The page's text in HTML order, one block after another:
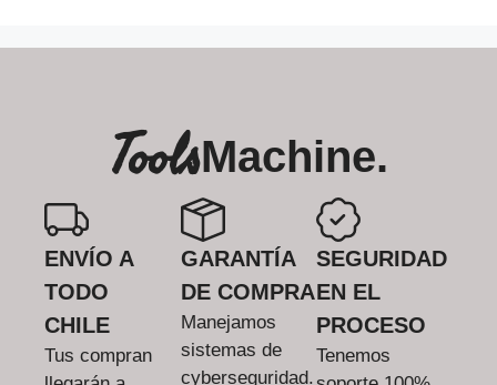
ToolsMachine.
ENVÍO A
TODO
CHILE
Tus compran
GARANTÍA
DE COMPRA
Manejamos
sistemas de
cyberseguridad.
SEGURIDAD
EN EL
PROCESO
Tenemos